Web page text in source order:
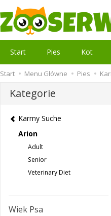
Start Pies Kot
Start Menu Główne Pies
Kategorie
Karmy Suche
Arion
Adult
Senior
Veterinary Diet
Wiek Psa